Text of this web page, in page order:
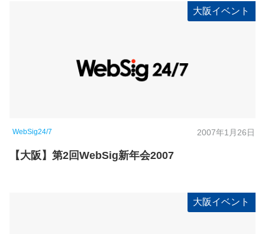
大阪イベント
WebSig24/7 2007年1月26日
【大阪】第2回WebSig新年会2007
大阪イベント